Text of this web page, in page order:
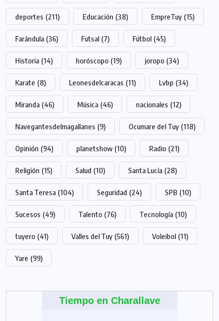
deportes (211) Educación (38) EmpreTuy (15)
Farándula (36) Futsal (7) Fútbol (45)
Historia (14) horóscopo (19) joropo (34)
Karate (8) Leonesdelcaracas (11) Lvbp (34)
Miranda (46) Música (46) nacionales (12)
Navegantesdelmagallanes (9) Ocumare del Tuy (118)
Opinión (94) planetshow (10) Radio (21)
Religión (15) Salud (10) Santa Lucía (28)
Santa Teresa (104) Seguridad (24) SPB (10)
Sucesos (49) Talento (76) Tecnología (10)
tuyero (41) Valles del Tuy (561) Voleibol (11)
Yare (99)
Tiempo en Charallave